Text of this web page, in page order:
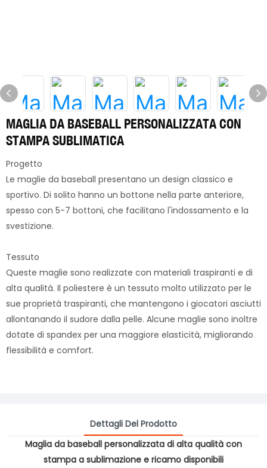
MAGLIA DA BASEBALL PERSONALIZZATA CON
STAMPA SUBLIMATICA
Progetto
Le maglie da baseball presentano un design classico e
sportivo. Di solito hanno un bottone nella parte anteriore,
spesso con 5-7 bottoni, che facilitano l'indossamento e la
svestizione.
Tessuto
Queste maglie sono realizzate con materiali traspiranti e di
alta qualità. Il poliestere è un tessuto molto utilizzato per le
sue proprietà traspiranti, che mantengono i giocatori asciutti
allontanando il sudore dalla pelle. Alcune maglie sono inoltre
dotate di spandex per una maggiore elasticità, migliorando
flessibilità e comfort.
Dettagli Del Prodotto
Maglia da baseball personalizzata di alta qualità con
stampa a sublimazione e ricamo disponibili